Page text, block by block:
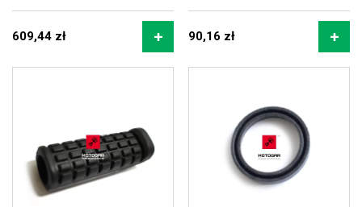
609,44 zł 90,16 zł